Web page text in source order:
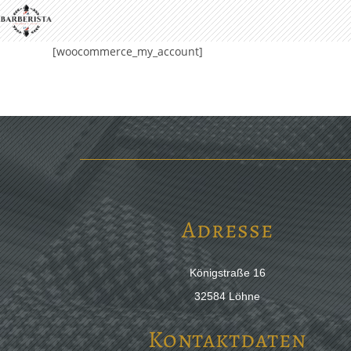
[woocommerce_my_account]
Adresse
Königstraße 16
32584 Löhne
Kontaktdaten